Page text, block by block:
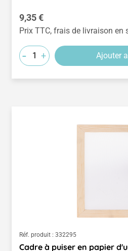
Prix régulier :
9,35 €
Prix TTC, frais de livraison en
- + Ajouter
Réf. produit : 332295
Cadre à puiser en papier